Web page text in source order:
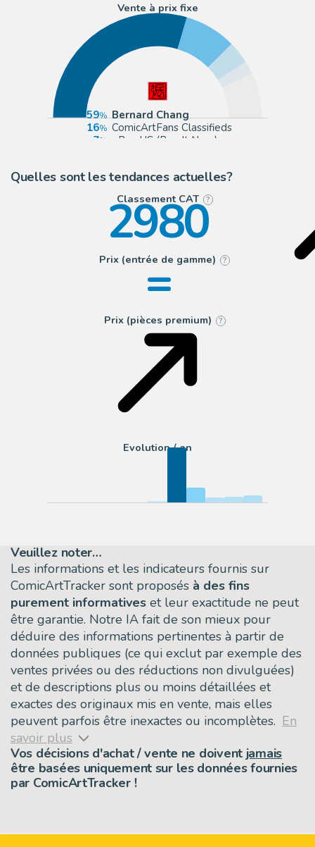
Vente à prix fixe
59
Bernard Chang
16
ComicArtFans Classifieds
7
eBay US (Buy It Now)
Quelles sont les tendances actuelles?
Classement CAT ?
2980
Prix (entrée de gamme) ?
=
Prix (pièces premium) ?
Evolution / an
Veuillez noter…
Les informations et les indicateurs fournis sur
ComicArtTracker sont proposés à des fins
purement informatives et leur exactitude ne peut
être garantie. Notre IA fait de son mieux pour
déduire des informations pertinentes à partir de
données publiques (ce qui exclut par exemple des
ventes privées ou des réductions non divulguées)
et de descriptions plus ou moins détaillées et
exactes des originaux mis en vente, mais elles
peuvent parfois être inexactes ou incomplètes. En
savoir plus
Vos décisions d'achat / vente ne doivent jamais
être basées uniquement sur les données fournies
par ComicArtTracker !